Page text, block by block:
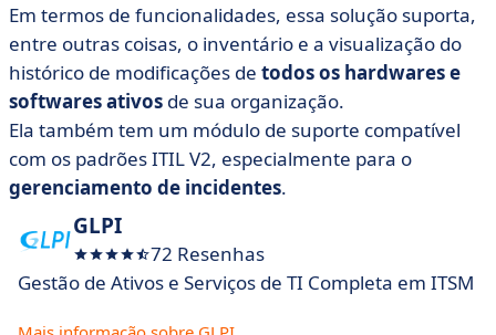
Em termos de funcionalidades, essa solução suporta,
entre outras coisas, o inventário e a visualização do
histórico de modificações de todos os hardwares e
softwares ativos de sua organização.
Ela também tem um módulo de suporte compatível
com os padrões ITIL V2, especialmente para o
gerenciamento de incidentes.
GLPI
72 Resenhas
Gestão de Ativos e Serviços de TI Completa em ITSM